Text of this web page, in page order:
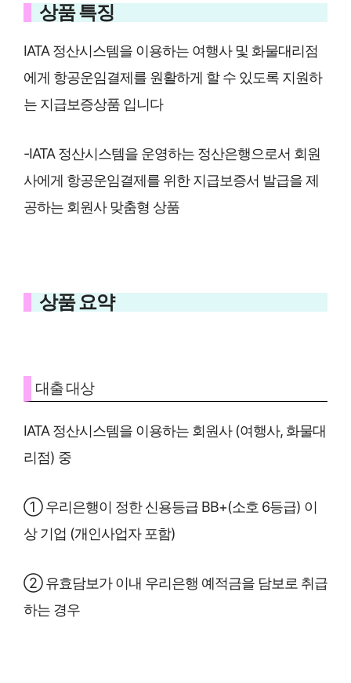
상품 특징
IATA 정산시스템을 이용하는 여행사 및 화물대리점
에게 항공운임결제를 원활하게 할 수 있도록 지원하
는 지급보증상품 입니다
-IATA 정산시스템을 운영하는 정산은행으로서 회원
사에게 항공운임결제를 위한 지급보증서 발급을 제
공하는 회원사 맞춤형 상품
상품 요약
대출 대상
IATA 정산시스템을 이용하는 회원사 (여행사, 화물대
리점) 중
① 우리은행이 정한 신용등급 BB+(소호 6등급) 이
상 기업 (개인사업자 포함)
② 유효담보가 이내 우리은행 예적금을 담보로 취급
하는 경우